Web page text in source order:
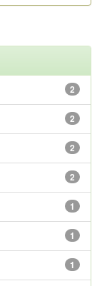
2
2
2
2
1
1
1